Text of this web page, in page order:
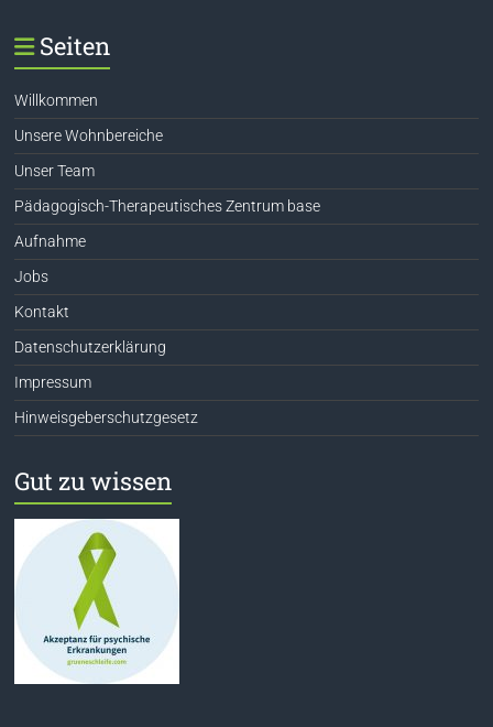
Seiten
Willkommen
Unsere Wohnbereiche
Unser Team
Pädagogisch-Therapeutisches Zentrum base
Aufnahme
Jobs
Kontakt
Datenschutzerklärung
Impressum
Hinweisgeberschutzgesetz
Gut zu wissen